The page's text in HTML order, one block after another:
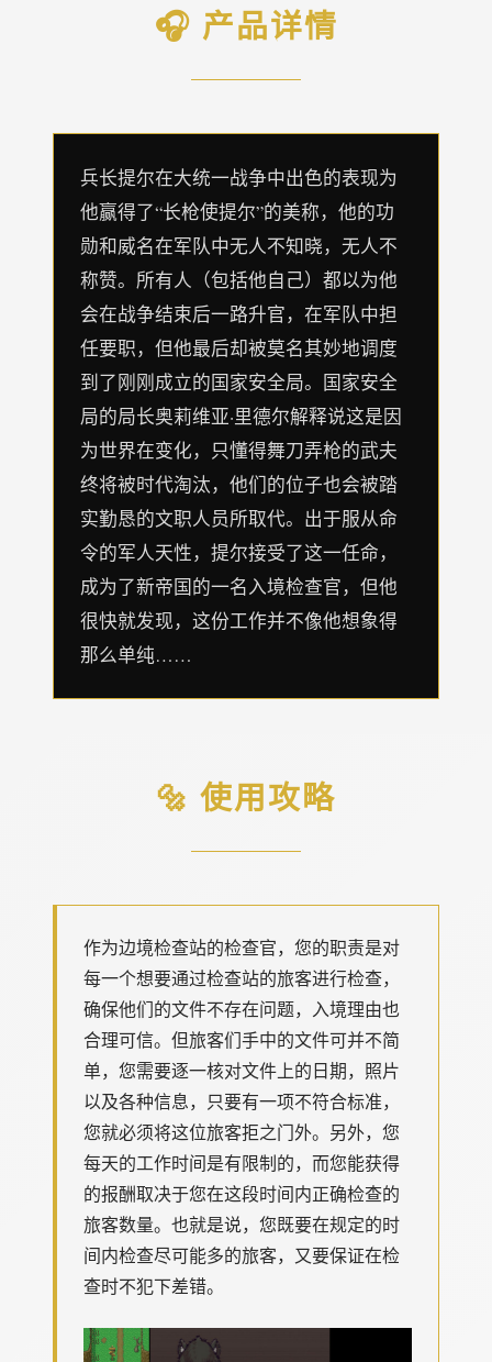
🎧 产品详情
兵长提尔在大统一战争中出色的表现为
他赢得了“长枪使提尔”的美称，他的功
勋和威名在军队中无人不知晓，无人不
称赞。所有人（包括他自己）都以为他
会在战争结束后一路升官，在军队中担
任要职，但他最后却被莫名其妙地调度
到了刚刚成立的国家安全局。国家安全
局的局长奥莉维亚·里德尔解释说这是因
为世界在变化，只懂得舞刀弄枪的武夫
终将被时代淘汰，他们的位子也会被踏
实勤恳的文职人员所取代。出于服从命
令的军人天性，提尔接受了这一任命，
成为了新帝国的一名入境检查官，但他
很快就发现，这份工作并不像他想象得
那么单纯……
🔩 使用攻略
作为边境检查站的检查官，您的职责是对
每一个想要通过检查站的旅客进行检查，
确保他们的文件不存在问题，入境理由也
合理可信。但旅客们手中的文件可并不简
单，您需要逐一核对文件上的日期，照片
以及各种信息，只要有一项不符合标准，
您就必须将这位旅客拒之门外。另外，您
每天的工作时间是有限制的，而您能获得
的报酬取决于您在这段时间内正确检查的
旅客数量。也就是说，您既要在规定的时
间内检查尽可能多的旅客，又要保证在检
查时不犯下差错。